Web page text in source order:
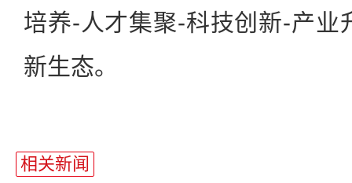
培养-人才集聚-科技创新-产业
新生态。
相关新闻